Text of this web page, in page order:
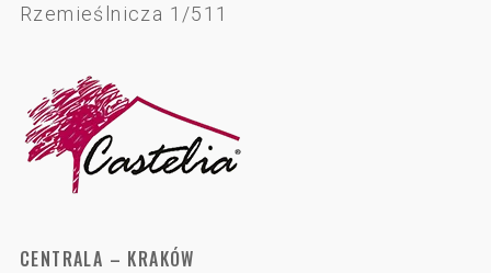
Rzemieślnicza 1/511
CENTRALA – KRAKÓW